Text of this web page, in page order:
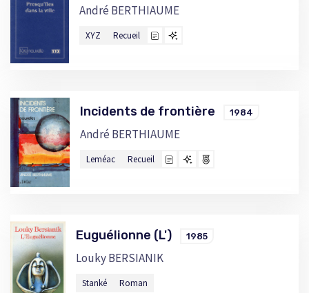
André BERTHIAUME
XYZ Recueil
Incidents de frontière 1984
André BERTHIAUME
Leméac Recueil
Euguélionne (L') 1985
Louky BERSIANIK
Stanké Roman